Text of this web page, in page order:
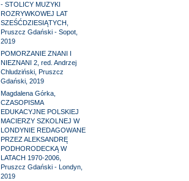
- STOLICY MUZYKI
ROZRYWKOWEJ LAT
SZEŚĆDZIESIĄTYCH,
Pruszcz Gdański - Sopot,
2019
POMORZANIE ZNANI I
NIEZNANI 2, red. Andrzej
Chludziński, Pruszcz
Gdański, 2019
Magdalena Górka,
CZASOPISMA
EDUKACYJNE POLSKIEJ
MACIERZY SZKOLNEJ W
LONDYNIE REDAGOWANE
PRZEZ ALEKSANDRĘ
PODHORODECKĄ W
LATACH 1970-2006,
Pruszcz Gdański - Londyn,
2019